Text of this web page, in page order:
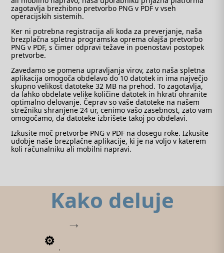
zagotavlja brezhibno pretvorbo PNG v PDF v vseh
operacijskih sistemih.
Ker ni potrebna registracija ali koda za preverjanje, naša
brezplačna spletna programska oprema olajša pretvorbo
PNG v PDF, s čimer odpravi težave in poenostavi postopek
pretvorbe.
Zavedamo se pomena upravljanja virov, zato naša spletna
aplikacija omogoča obdelavo do 10 datotek in ima največjo
skupno velikost datoteke 32 MB na prehod. To zagotavlja,
da lahko obdelate velike količine datotek in hkrati ohranite
optimalno delovanje. Čeprav so vaše datoteke na našem
strežniku shranjene 24 ur, cenimo vašo zasebnost, zato vam
omogočamo, da datoteke izbrišete takoj po obdelavi.
Izkusite moč pretvorbe PNG v PDF na dosegu roke. Izkusite
udobje naše brezplačne aplikacije, ki je na voljo v katerem
koli računalniku ali mobilni napravi.
Kako deluje
1